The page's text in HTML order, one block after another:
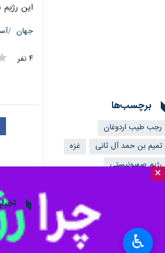
×
این
جهان
۴ نفر
برچسب‌ها
رجب طیب اردوغان
تمیم بن حمد آل ثانی
غزه
رژیم صهیونیستی
♿︎